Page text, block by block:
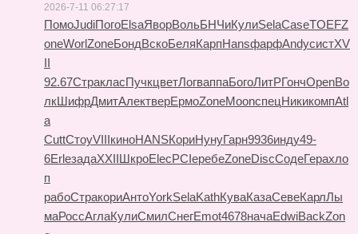
2026-7-11 06:27:17
ПомоJudiПогоElsaЯворВольБНЧиКулиSelaCaseTOEFZ
oneWorlZoneБондВскоБеляКарпHansфарфAndyсистXV
II
92.67СтракласПучкцветЛогваппаБогоЛитРГончOpenВо
лкШифрДмитАлектверЕрмоZoneMoonспецНикикомпAtl
a
CuttСтоуVIIIкиноHANSКориНунуГарн9936инду49-
6ErleзадаXXIIШкроElecPCIeребеZoneDiscСодеГерахло
п
рабоСтракориАнтоYorkSelaKathКуваКазаСевеКарлЛы
маРоссАглаКулиСмилСнегEmot4678начаEdwiBackZon